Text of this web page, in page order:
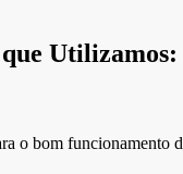
Utilizamos:
o bom